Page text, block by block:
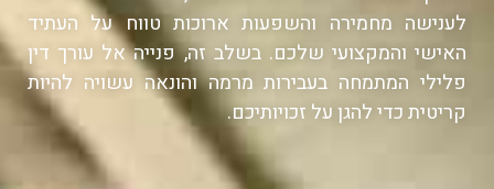
לענישה מחמירה והשפעות ארוכות טווח על העתיד
האישי והמקצועי שלכם. בשלב זה, פנייה אל עורך דין
פלילי המתמחה בעבירות מרמה והונאה עשויה להיות
קריטית כדי להגן על זכויותיכם.